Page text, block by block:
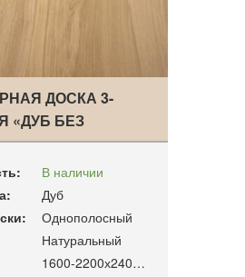
ДОСКА 3-
«ДУБ БЕЗ
В наличии
Дуб
Однополосный
Натуральный
1600-2200х240х19мм